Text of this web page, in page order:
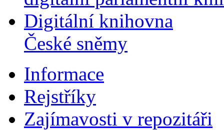
Digitální knihovna
České sněmy
Informace
Rejstříky
Zajímavosti v repozitáři